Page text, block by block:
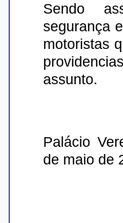
Sendo
segurança
motoristas
assunto.
Palácio
de maio de